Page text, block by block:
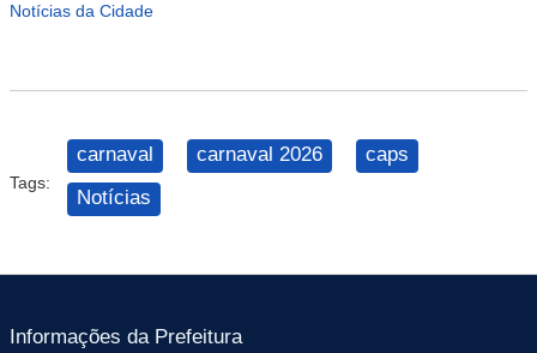
Notícias da Cidade
Tags:
carnaval carnaval 2026
caps
Notícias
Informações da Prefeitura